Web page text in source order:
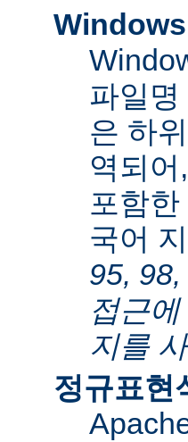
Windows
파일
은 하
역되
포함
국어
95,
접근
지를
정규표현